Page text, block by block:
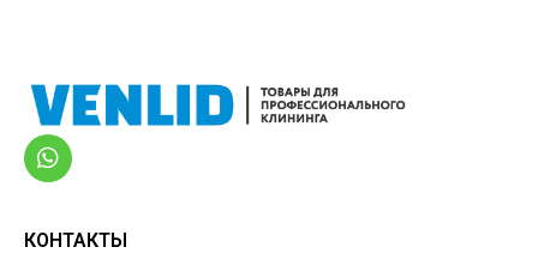
КОНТАКТЫ